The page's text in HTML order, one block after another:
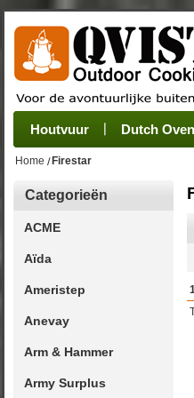
Houtvuur Dutch
Grillplaat & ijzers
Oogsten Verwerken
Sets Stoves
Home Firestar
Categorieën
ACME
Aïda
Ameristep
Anevay
Arm & Hammer
Army Surplus